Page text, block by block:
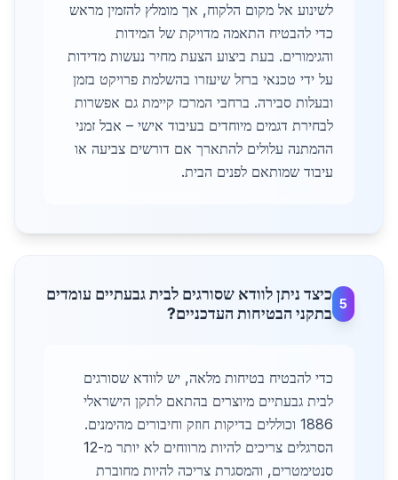
לשינוע אל מקום הלקוח, אך מומלץ להזמין מראש
כדי להבטיח התאמה מדויקת של המידות
והגימורים. בעת ביצוע הצעת מחיר נעשות מדידות
על ידי טכנאי ברזל שיעזרו בהשלמת פרויקט בזמן
ובעלות סבירה. ברחבי המרכז קיימת גם אפשרות
לבחירת דגמים מיוחדים בעיבוד אישי – אבל זמני
ההמתנה עלולים להתארך אם דורשים צביעה או
עיבוד שמותאם לפנים הבית.
5
כיצד ניתן לוודא שסורגים לבית גבעתיים עומדים
בתקני הבטיחות העדכניים?
כדי להבטיח בטיחות מלאה, יש לוודא שסורגים
לבית גבעתיים מיוצרים בהתאם לתקן הישראלי
1886 וכוללים בדיקות חוזק וחיבורים מהימנים.
הסרגלים צריכים להיות מרווחים לא יותר מ-12
סנטימטרים, והמסגרת צריכה להיות מחוברת